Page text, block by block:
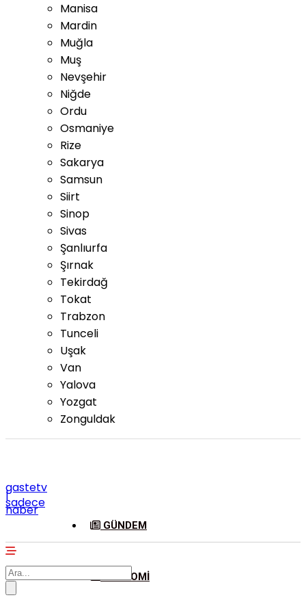
Manisa
Mardin
Muğla
Muş
Nevşehir
Niğde
Ordu
Osmaniye
Rize
Sakarya
Samsun
Siirt
Sinop
Sivas
Şanlıurfa
Şırnak
Tekirdağ
Tokat
Trabzon
Tunceli
Uşak
Van
Yalova
Yozgat
Zonguldak
gastetv
|
sadece
haber
GÜNDEM
EKONOMI